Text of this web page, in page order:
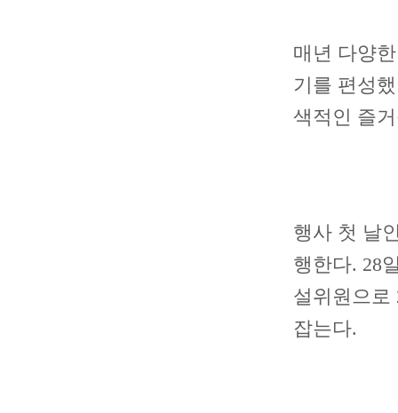
매년 다양
기를 편성
색적인 즐
행사 첫 날
행한다. 28
설위원으로
잡는다.